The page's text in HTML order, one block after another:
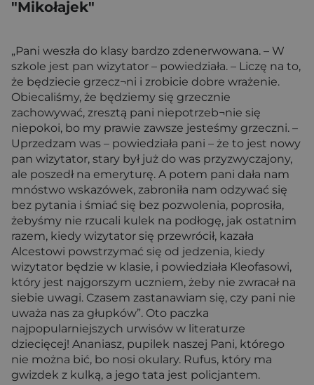
"Mikołajek"
„Pani weszła do klasy bardzo zdenerwowana. – W
szkole jest pan wizytator – powiedziała. – Liczę na to,
że będziecie grzecz¬ni i zrobicie dobre wrażenie.
Obiecaliśmy, że będziemy się grzecznie
zachowywać, zresztą pani niepotrzeb¬nie się
niepokoi, bo my prawie zawsze jesteśmy grzeczni. –
Uprzedzam was – powiedziała pani – że to jest nowy
pan wizytator, stary był już do was przyzwyczajony,
ale poszedł na emeryturę. A potem pani dała nam
mnóstwo wskazówek, zabroniła nam odzywać się
bez pytania i śmiać się bez pozwolenia, poprosiła,
żebyśmy nie rzucali kulek na podłogę, jak ostatnim
razem, kiedy wizytator się przewrócił, kazała
Alcestowi powstrzymać się od jedzenia, kiedy
wizytator będzie w klasie, i powiedziała Kleofasowi,
który jest najgorszym uczniem, żeby nie zwracał na
siebie uwagi. Czasem zastanawiam się, czy pani nie
uważa nas za głupków”. Oto paczka
najpopularniejszych urwisów w literaturze
dziecięcej! Ananiasz, pupilek naszej Pani, którego
nie można bić, bo nosi okulary. Rufus, który ma
gwizdek z kulką, a jego tata jest policjantem.